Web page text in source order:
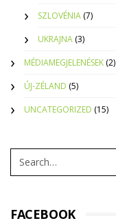
SZLOVÉNIA (7)
UKRAJNA (3)
MÉDIAMEGJELENÉSEK (2)
ÚJ-ZÉLAND (5)
UNCATEGORIZED (15)
FACEBOOK